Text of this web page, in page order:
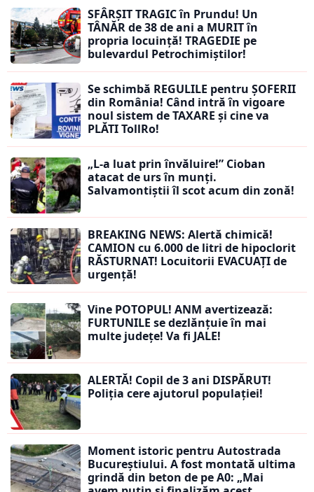
SFÂRȘIT TRAGIC în Prundu! Un
TÂNĂR de 38 de ani a MURIT în
propria locuință! TRAGEDIE pe
bulevardul Petrochimiștilor!
Se schimbă REGULILE pentru ȘOFERII
din România! Când intră în vigoare
noul sistem de TAXARE și cine va
PLĂTI TollRo!
„L-a luat prin învăluire!” Cioban
atacat de urs în munți.
Salvamontiștii îl scot acum din zonă!
BREAKING NEWS: Alertă chimică!
CAMION cu 6.000 de litri de hipoclorit
RĂSTURNAT! Locuitorii EVACUAȚI de
urgență!
Vine POTOPUL! ANM avertizează:
FURTUNILE se dezlănțuie în mai
multe județe! Va fi JALE!
ALERTĂ! Copil de 3 ani DISPĂRUT!
Poliția cere ajutorul populației!
Moment istoric pentru Autostrada
Bucureștiului. A fost montată ultima
grindă din beton de pe A0: „Mai